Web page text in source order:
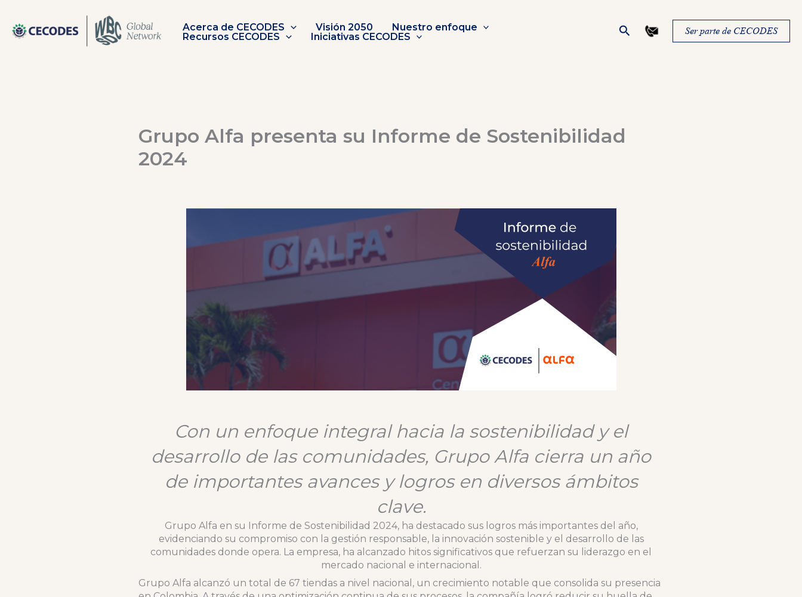
contenido
Acerca de CECODES Visión 2050
Nuestro enfoque
Recursos CECODES
Iniciativas CECODES Buscar Ser parte de CECODES
Grupo Alfa presenta su Informe de Sostenibilidad
2024
Con un enfoque integral hacia la sostenibilidad y el
desarrollo de las comunidades, Grupo Alfa cierra un año
de importantes avances y logros en diversos ámbitos
clave.
Grupo Alfa en su Informe de Sostenibilidad 2024, ha destacado sus logros más importantes del año,
evidenciando su compromiso con la gestión responsable, la innovación sostenible y el desarrollo de las
comunidades donde opera. La empresa, ha alcanzado hitos significativos que refuerzan su liderazgo en el
mercado nacional e internacional.
Grupo Alfa alcanzó un total de 67 tiendas a nivel nacional, un crecimiento notable que consolida su presencia